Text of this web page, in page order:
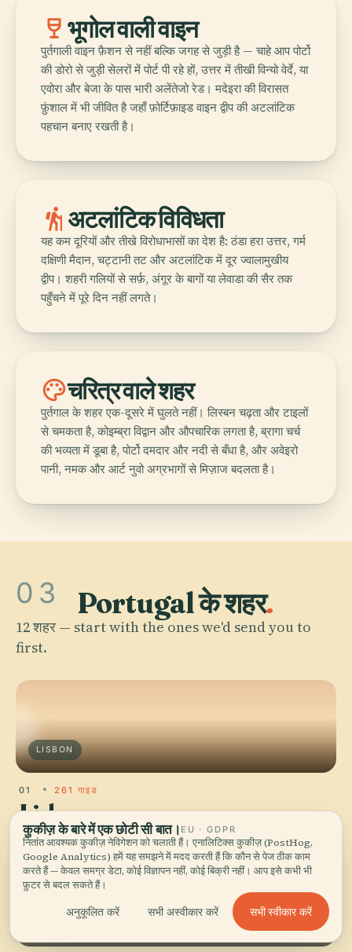
wine_bar भूगोल वाली वाइन
पुर्तगाली वाइन फ़ैशन से नहीं बल्कि जगह से जुड़ी है — चाहे आप पोर्टो
की डोरो से जुड़ी सेलरों में पोर्ट पी रहे हों, उत्तर में तीखी विन्यो वेर्दे, या
एवोरा और बेजा के पास भारी अलेंतेजो रेड। मदेइरा की विरासत
फ़ुंशाल में भी जीवित है जहाँ फ़ोर्टिफ़ाइड वाइन द्वीप की अटलांटिक
पहचान बनाए रखती है।
hiking अटलांटिक विविधता
यह कम दूरियों और तीखे विरोधाभासों का देश है: ठंडा हरा उत्तर, गर्म
दक्षिणी मैदान, चट्टानी तट और अटलांटिक में दूर ज्वालामुखीय
द्वीप। शहरी गलियों से सर्फ़, अंगूर के बागों या लेवाडा की सैर तक
पहुँचने में पूरे दिन नहीं लगते।
paletteचरित्र वाले शहर
पुर्तगाल के शहर एक-दूसरे में घुलते नहीं। लिस्बन चढ़ता और टाइलों
से चमकता है, कोइम्ब्रा विद्वान और औपचारिक लगता है, ब्रागा चर्च
की भव्यता में डूबा है, पोर्टो दमदार और नदी से बँधा है, और अवेइरो
पानी, नमक और आर्ट नुवो अग्रभागों से मिज़ाज बदलता है।
03 Portugal के शहर.
12 शहर — start with the ones we'd send you to
first.
LISBON
01 261 गाइड
Lisbon
The afternoon light hits the azulejos on a 17th-century façade and
for a second you understand why people keep falling in love with a
city that was almost wiped off the map in 1755.
कुकीज़ के बारे में एक छोटी सी बात। EU · GDPR
नितांत आवश्यक कुकीज़ नेविगेशन को चलाती हैं। एनालिटिक्स कुकीज़ (PostHog,
Google Analytics) हमें यह समझने में मदद करती हैं कि कौन से पेज ठीक काम
करते हैं — केवल समग्र डेटा, कोई विज्ञापन नहीं, कोई बिक्री नहीं। आप इसे कभी भी
फ़ुटर से बदल सकते हैं।
अनुकूलित करें सभी अस्वीकार करें सभी स्वीकार करें